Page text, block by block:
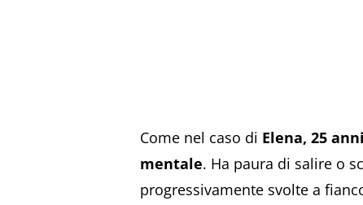
Come nel caso di Elena, 25
mentale. Ha paura di salire o
progressivamente svolte a